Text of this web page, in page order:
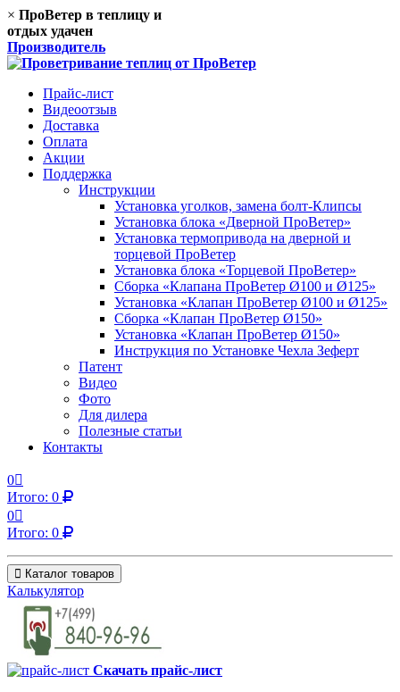
× ПроВетер в теплицу и
отдых удачен
Производитель
Прайс-лист
Видеоотзыв
Доставка
Оплата
Акции
Поддержка
Инструкции
Установка уголков, замена болт-Клипсы
Установка блока «Дверной ПроВетер»
Установка термопривода на дверной и
торцевой ПроВетер
Установка блока «Торцевой ПроВетер»
Сборка «Клапана ПроВетер Ø100 и Ø125»
Установка «Клапан ПроВетер Ø100 и Ø125»
Сборка «Клапан ПроВетер Ø150»
Установка «Клапан ПроВетер Ø150»
Инструкция по Установке Чехла Зеферт
Патент
Видео
Фото
Для дилера
Полезные статьи
Контакты
0
Итого: 0
0
Итого: 0
Каталог товаров
Калькулятор
Скачать прайс-лист